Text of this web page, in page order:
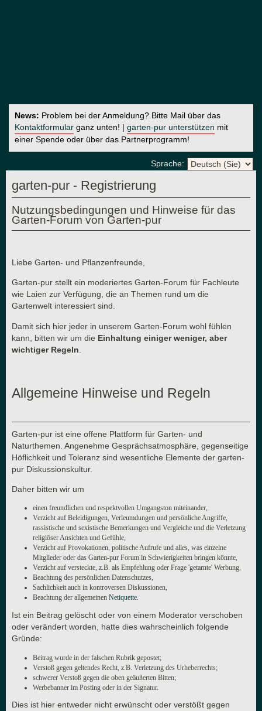
News: Problem bei der Anmeldung? Bitte Mail über das
Kontaktformular ganz unten! | garten-pur unterstützen mit
einer Spende oder über das Partnerprogramm!
Sprache:
garten-pur - Registrierung
Nutzungsbedingungen und Hinweise für das
Garten-Forum von Garten-pur
Liebe Garten- und Pflanzenfreunde,
Garten-pur stellt ein moderiertes Garten-Forum für Fachleute
wie Laien zur Verfügung, die an Themen rund um die
Gartenwelt interessiert sind.
Damit sich hier jeder in unserem Garten-Forum wohl fühlen
kann, bitten wir um die Einhaltung einiger weniger, aber
wichtiger Regeln
Allgemeine Hinweise und Regeln
Garten-pur ist eine offene Plattform für Garten- und
Naturthemen. Angenehme Gesprächsatmosphäre, gegenseitige
Höflichkeit und Toleranz sind wesentliche Elemente der garten-
pur Diskussionskultur.
Daher bitten wir um
einen freundlichen und respektvollen Umgangston miteinander,
Verzicht auf Beleidigungen, Verleumdungen und persönliche Angriffe,
rassistische und sexistische Bemerkungen und Vergleiche und die Verletzung
religiöser Ansichten und Gefühle,
Verzicht auf Provokationen, politische Aufrufe und alles, was einzelne
Mitglieder oder das Garten-pur Forum in Schwierigkeiten bringen könnte,
Verzicht auf versteckte, z.B. als Empfehlung oder Frage 'getarnte' Werbung,
Beachtung des persönlichen Datenschutzes,
Sachlichkeit auch in kontroversen Diskussionen,
Beachtung der allgemeinen Netiquette.
Ist ein Beitrag gelöscht oder von einem Moderator verschoben
oder verändert worden, hatte dies wahrscheinlich folgende
Gründe:
Beitrag wurde in der falschen Rubrik gepostet;
Verstoß gegen geltendes Recht, z.B. Verletzung des Urheberrechts;
schwerer Verstoß gegen die oben geäußerten Bitten;
Werbebanner im Posting oder in der Signatur.
Dies ist hier entweder nicht erwünscht oder verstößt gegen